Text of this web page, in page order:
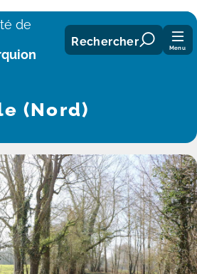
cookies
de
Rechercher Menu
(Nord)